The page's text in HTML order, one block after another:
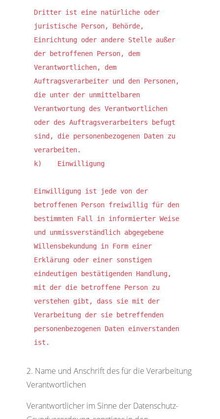
Dritter ist eine natürliche oder
juristische Person, Behörde,
Einrichtung oder andere Stelle außer
der betroffenen Person, dem
Verantwortlichen, dem
Auftragsverarbeiter und den Personen,
die unter der unmittelbaren
Verantwortung des Verantwortlichen
oder des Auftragsverarbeiters befugt
sind, die personenbezogenen Daten zu
verarbeiten.
k)    Einwilligung
Einwilligung ist jede von der
betroffenen Person freiwillig für den
bestimmten Fall in informierter Weise
und unmissverständlich abgegebene
Willensbekundung in Form einer
Erklärung oder einer sonstigen
eindeutigen bestätigenden Handlung,
mit der die betroffene Person zu
verstehen gibt, dass sie mit der
Verarbeitung der sie betreffenden
personenbezogenen Daten einverstanden
ist.
Name und Anschrift des für die Verarbeitung
Verantwortlichen
Verantwortlicher im Sinne der Datenschutz-